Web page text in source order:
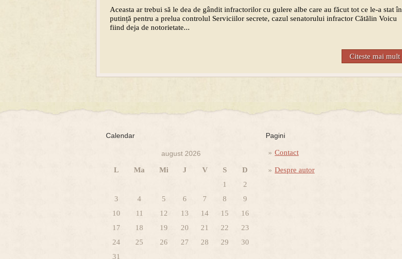
Aceasta ar trebui să le dea de gândit infractorilor cu gulere albe care au făcut tot ce le-a stat în
putință pentru a prelua controlul Serviciilor secrete, cazul senatorului infractor Cătălin Voicu
fiind deja de notorietate...
Citeste mai mult
Calendar
august 2026
L Ma Mi J V S
D
1
2
3
4 5 6 7 8
9
10
11 12 13 14 15
16
17
18 19 20 21 22
23
24
25 26 27 28 29
30
31
Pagini
Contact
Despre autor